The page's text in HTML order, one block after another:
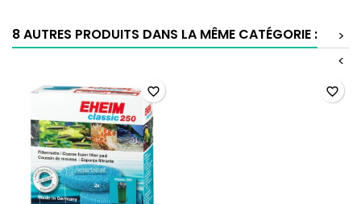
8 AUTRES PRODUITS DANS LA MÊME CATÉGORIE :
>
<
favorite_border favorite_border